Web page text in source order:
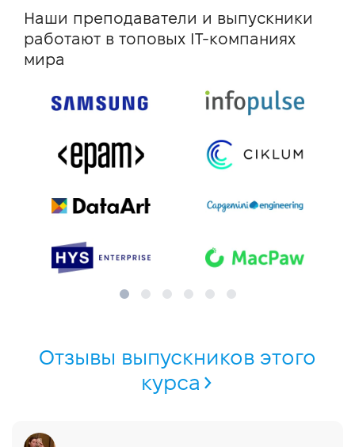
Наши преподаватели и выпускники
работают в топовых IT-компаниях
мира
Отзывы выпускников этого
курса